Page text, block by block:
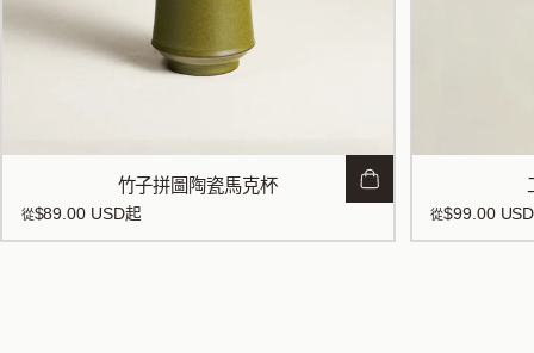
竹子拼圖陶瓷馬克杯
從$89.00 USD起 從$99.00 USD